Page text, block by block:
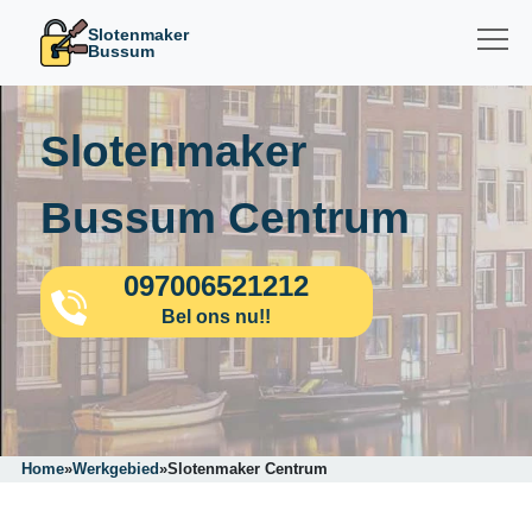
Slotenmaker
Bussum
Slotenmaker
Bussum Centrum
097006521212
Bel ons nu!!
Home»Werkgebied»Slotenmaker Centrum